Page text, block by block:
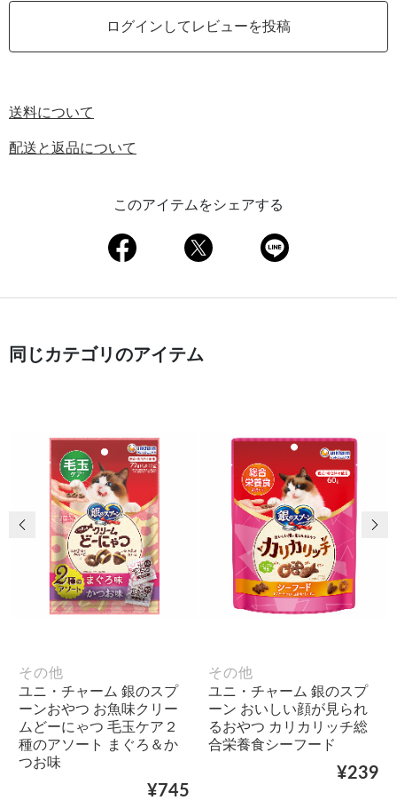
ログインしてレビューを投稿
送料について
配送と返品について
このアイテムをシェアする
同じカテゴリのアイテム
その他
ユニ・チャーム 銀のスプ
ーンおやつ お魚味クリー
ムどーにゃつ 毛玉ケア２
種のアソート まぐろ＆か
つお味
¥745
その他
ユニ・チャーム 銀のスプ
ーン おいしい顔が見られ
るおやつ カリカリッチ総
合栄養食シーフード
¥239
前の画像 次